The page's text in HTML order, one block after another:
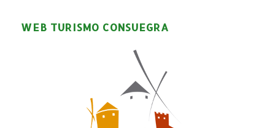
WEB TURISMO CONSUEGRA